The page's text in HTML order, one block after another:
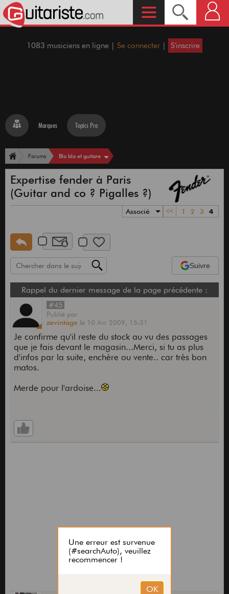
1083 musiciens en ligne | Se connecter | S'inscrire
Marques Topics Pro
Forums Bla bla et guitare
Expertise fender à Paris
(Guitar and co ? Pigalles ?)
Associé << 1 2 3 4
Suivre
Rappel du dernier message de la page précédente :
#45
Publié par
zevintage le 10 Avr 2009, 15:31
Je confirme qu'il reste du stock au vu des passages
que je fais devant le magasin...Merci, si tu as plus
d'infos par la suite, enchère ou vente.. car très bon
matos.
Merde pour l'ardoise...